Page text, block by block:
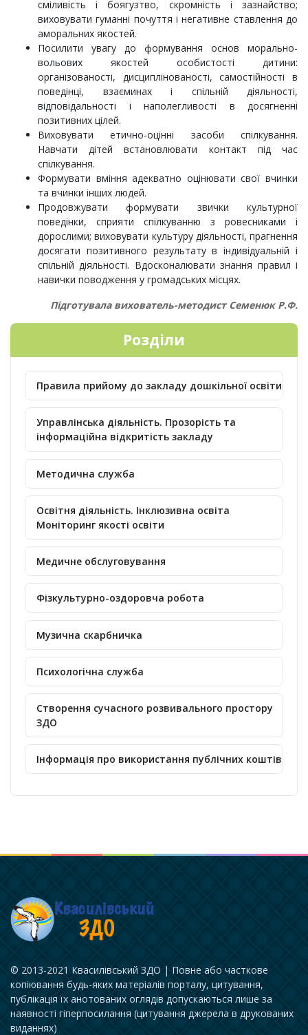
сміливість і боягузтво, скромність і зазнайство;
виховувати гуманні почуття і негативне ставлення до
аморальних якостей.
Посилити увагу до формування основ морально-
вольових якостей особистості дитини:
організованості, дисциплінованості, самостійності в
поведінці, взаєминах і спільній діяльності,
відповідальності і наполегливості в досягненні
позитивних цілей.
Виховувати етично-оцінні засоби спілкування.
Навчати дітей встановлювати контакт під час
спілкування.
Формувати вміння адекватно оцінювати свої вчинки
та вчинки інших людей.
Продовжувати формувати звички культурної
поведінки, сприяти спілкуванню з ровесниками і
дорослими; виховувати культуру діяльності, прагнення
досягати позитивного результату в індивідуальній і
спільній діяльності. Вдосконалювати знання правил і
навички поводження у громадських місцях.
Підготувала вихователь-методист Семенюк Р.Ф.
Розділи
Правила прийому до закладу дошкільної освіти
Управлінська діяльність. Прозорість та
інформаційна відкритість закладу
Методична служба
Освітня діяльність. Інклюзивна освіта
Моніторинг якості освіти
Медичне обслуговування
Фізкультурно-оздоровча робота
Музична скарбничка
Психологічна служба
Створення сучасного розвивального простору
ЗДО
Інформація про використання публічних коштів
© 2013-2021 Квасилівський ЗДО | Повне або часткове
копіювання будь-яких матеріалів порталу, цитування,
публікація їх анотованих оглядів допускаються лише за
наявності гіперпосилання (цитування джерела в друкованих
виданнях)